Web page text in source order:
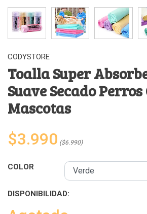
CODYSTORE
Toalla Super
Suave Secado Perros
Mascotas
$3.990 ($6.990)
COLOR
DISPONIBILIDAD: